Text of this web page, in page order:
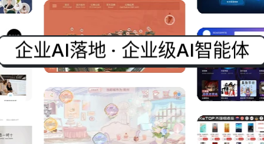
企业AI落地 · 企业级AI智能体